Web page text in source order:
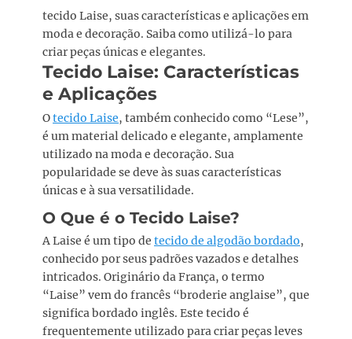
tecido Laise, suas características e aplicações em
moda e decoração. Saiba como utilizá-lo para
criar peças únicas e elegantes.
Tecido Laise: Características
e Aplicações
Otecido Laise, também conhecido como “Lese”,
é um material delicado e elegante, amplamente
utilizado na moda e decoração. Sua
popularidade se deve às suas características
únicas e à sua versatilidade.
O Que é o Tecido Laise?
A Laise é um tipo de tecido de algodão bordado,
conhecido por seus padrões vazados e detalhes
intricados. Originário da França, o termo
“Laise” vem do francês “broderie anglaise”, que
significa bordado inglês. Este tecido é
frequentemente utilizado para criar peças leves